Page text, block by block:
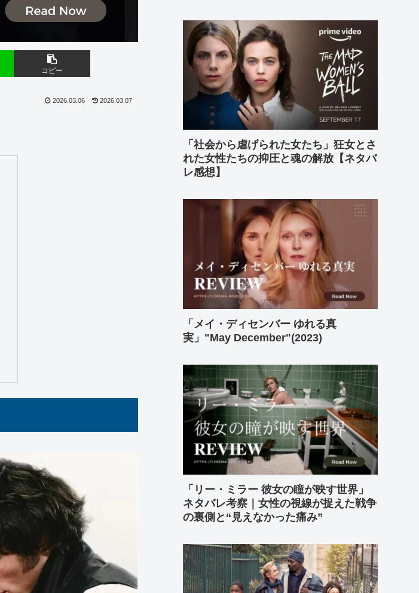
コピー
2026.03.06 2026.03.07
「社会から虐げられた女たち」狂女とさ
れた女性たちの抑圧と魂の解放【ネタバ
レ感想】
「メイ・ディセンバー ゆれる真
実」"May December"(2023)
「リー・ミラー 彼女の瞳が映す世界」
ネタバレ考察｜女性の視線が捉えた戦争
の裏側と“見えなかった痛み”